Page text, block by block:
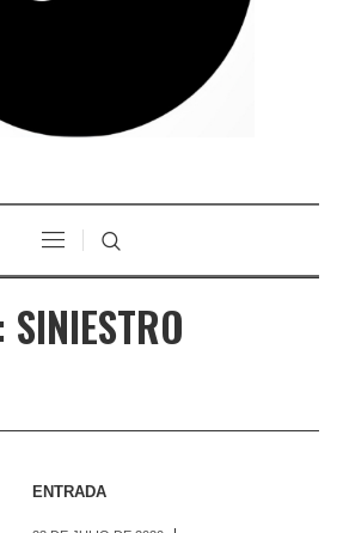
SINIESTRO
ENTRADA